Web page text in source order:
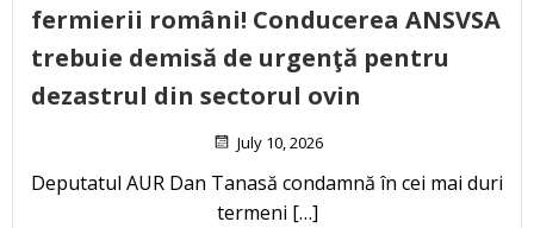
fermierii români! Conducerea ANSVSA
trebuie demisă de urgenţă pentru
dezastrul din sectorul ovin
July 10, 2026
Deputatul AUR Dan Tanasă condamnă în cei mai duri
termeni […]